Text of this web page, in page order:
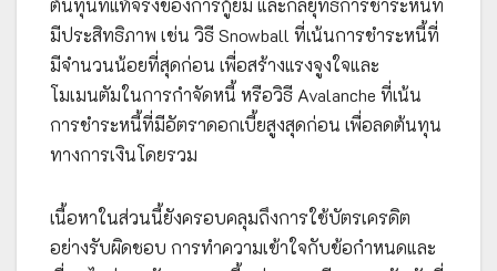
มีประสิทธิภาพ เช่น วิธี Snowball ที่เน้นการชำระหนี้ที่
มีจำนวนน้อยที่สุดก่อน เพื่อสร้างแรงจูงใจและ
โมเมนตัมในการกำจัดหนี้ หรือวิธี Avalanche ที่เน้น
การชำระหนี้ที่มีอัตราดอกเบี้ยสูงสุดก่อน เพื่อลดต้นทุน
ทางการเงินโดยรวม
เนื้อหาในส่วนนี้ยังครอบคลุมถึงการใช้บัตรเครดิต
อย่างรับผิดชอบ การทำความเข้าใจกับข้อกำหนดและ